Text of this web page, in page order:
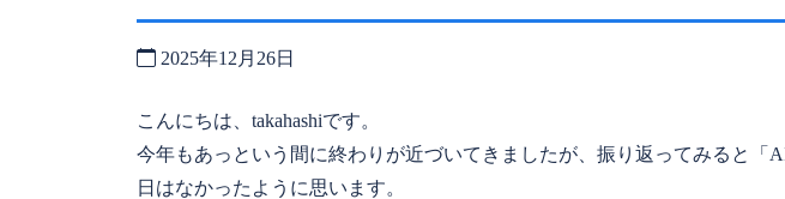
2025年12月26日
こんにちは、takahashiです。
今年もあっという間に終わりが近づいてきましたが、振り返ってみると「
日はなかったように思います。